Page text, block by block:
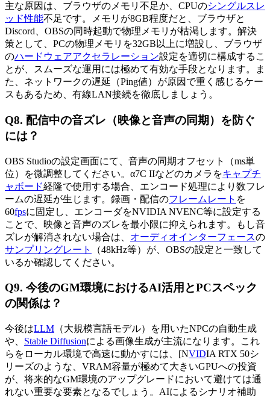
主な原因は、ブラウザのメモリ不足か、CPUのシングルスレ
ッド性能不足です。メモリが8GB程度だと、ブラウザと
Discord、OBSの同時起動で物理メモリが枯渇します。解決
策として、PCの物理メモリを32GB以上に増設し、ブラウザ
のハードウェアアクセラレーション設定を適切に構成するこ
とが、スムーズな運用には極めて有効な手段となります。ま
た、ネットワークの遅延（Ping値）が原因で重く感じるケー
スもあるため、有線LAN接続を徹底しましょう。
Q8. 配信中の音ズレ（映像と音声の同期）を防ぐ
には？
OBS Studioの設定画面にて、音声の同期オフセット（ms単
位）を微調整してください。α7C IIなどのカメラをキャプチ
ャボード経隆で使用する場合、エンコード処理により数フレ
ームの遅延が生じます。録画・配信のフレームレート を
60fpsに固定し、エンコーダをNVIDIA NVENC等に設定する
ことで、映像と音声のズレを最小限に抑えられます。もし音
ズレが解消されない場合は、 オーディオインターフェースの
サンプリングレート
（48kHz等）が、OBSの設定と一致して
いるか確認してください。
Q9. 今後のGM環境におけるAI活用とPCスペック
の関係は？
今後はLLM （大規模言語モデル）を用いたNPCの自動生成
や、 Stable Diffusionによる画像生成が主流になります。これ
らをローカル環境で高速に動かすには、[NVIDIA RTX 50シ
リーズのような、VRAM容量が極めて大きいGPUへの投資
が、将来的なGM環境のアップグレードにおいて避けては通
れない重要な要素となるでしょう。AIによるシナリオ補助